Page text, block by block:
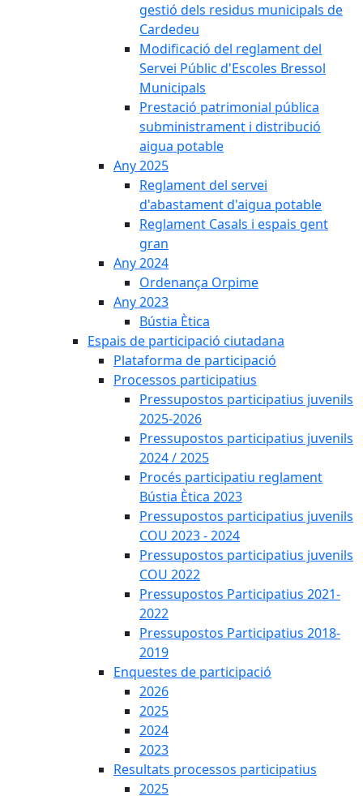
gestió dels residus municipals de
Cardedeu
Modificació del reglament del
Servei Públic d'Escoles Bressol
Municipals
Prestació patrimonial pública
subministrament i distribució
aigua potable
Any 2025
Reglament del servei
d'abastament d'aigua potable
Reglament Casals i espais gent
gran
Any 2024
Ordenança Orpime
Any 2023
Bústia Ètica
Espais de participació ciutadana
Plataforma de participació
Processos participatius
Pressupostos participatius juvenils
2025-2026
Pressupostos participatius juvenils
2024 / 2025
Procés participatiu reglament
Bústia Ètica 2023
Pressupostos participatius juvenils
COU 2023 - 2024
Pressupostos participatius juvenils
COU 2022
Pressupostos Participatius 2021-
2022
Pressupostos Participatius 2018-
2019
Enquestes de participació
2026
2025
2024
2023
Resultats processos participatius
2025